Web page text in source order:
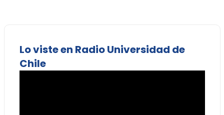
Lo viste en Radio Universidad de
Chile